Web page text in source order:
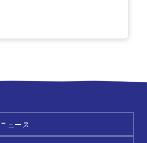
ニュース